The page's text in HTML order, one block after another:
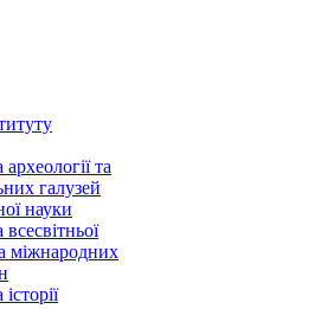
та
галузей
науки
міжнародних